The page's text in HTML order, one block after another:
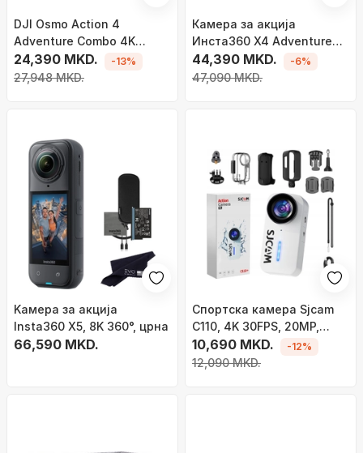
DJI Osmo Action 4
Adventure Combo 4K
камера, црна
24,390 MKD.
27,948 MKD.
-13%
Камера за акција
Инста360 X4 Adventure
Bundle, 8K, 72MP, црна
44,390 MKD.
47,090 MKD.
-6%
Kамера за акција
Insta360 X5, 8K 360°, црна
66,590 MKD.
Спортска камера Sjcam
C110, 4K 30FPS, 20MP,
бела
10,690 MKD.
12,090 MKD.
-12%